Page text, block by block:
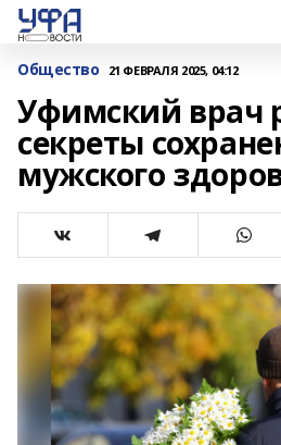
Общество 21 ФЕВРАЛЯ 2025, 04:12
Уфимский врач
секреты
мужского